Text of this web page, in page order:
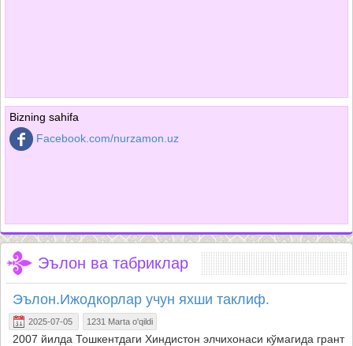
Bizning sahifa
Facebook.com/nurzamon.uz
Эълон ва табриклар
Эълон.Ижодкорлар учун яхши таклиф.
2025-07-05 1231 Marta o'qildi
2007 йилда Тошкентдаги Хиндистон элчихонаси кўмагида грант